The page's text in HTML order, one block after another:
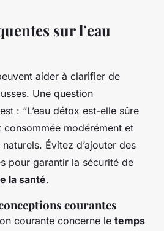
sur l’eau
aider à clarifier de
Une question
: “L’eau détox est-elle sûre
consommée modérément et
Évitez d’ajouter des
pour garantir la sécurité de
la santé.
courantes
courante concerne le temps